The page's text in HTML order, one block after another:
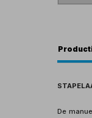
De